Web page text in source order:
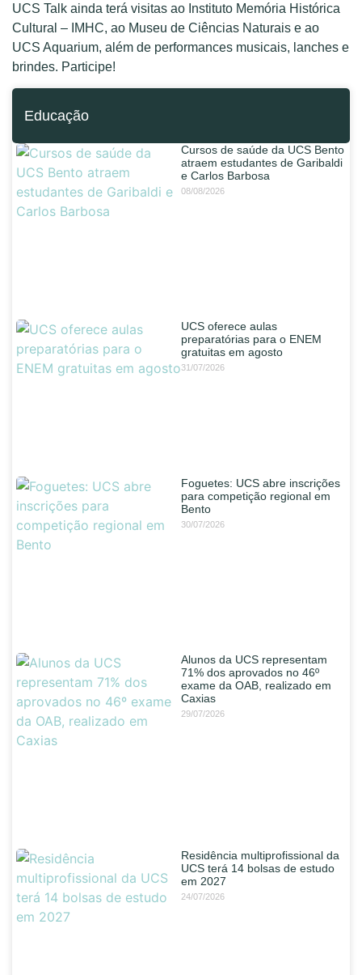
UCS Talk ainda terá visitas ao Instituto Memória Histórica
Cultural – IMHC, ao Museu de Ciências Naturais e ao
UCS Aquarium, além de performances musicais, lanches e
brindes. Participe!
Educação
Cursos de saúde da UCS Bento
atraem estudantes de Garibaldi
e Carlos Barbosa
08/08/2026
UCS oferece aulas
preparatórias para o ENEM
gratuitas em agosto
31/07/2026
Foguetes: UCS abre inscrições
para competição regional em
Bento
30/07/2026
Alunos da UCS representam
71% dos aprovados no 46º
exame da OAB, realizado em
Caxias
29/07/2026
Residência multiprofissional da
UCS terá 14 bolsas de estudo
em 2027
24/07/2026